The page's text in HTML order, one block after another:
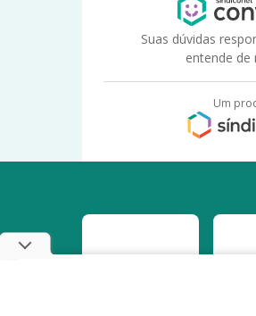
Suas dúvidas
entende de
Um